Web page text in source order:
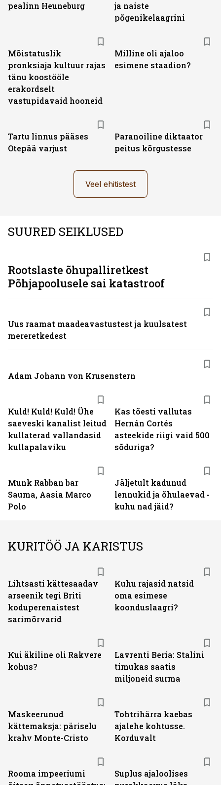
pealinn Heuneburg
ja naiste
põgenikelaagrini
Mõistatuslik
pronksiaja kultuur rajas
tänu koostööle
erakordselt
vastupidavaid hooneid
Milline oli ajaloo
esimene staadion?
Tartu linnus pääses
Otepää varjust
Paranoiline diktaator
peitus kõrgustesse
Veel ehitistest
SUURED SEIKLUSED
Kuld! Kuld! Kuld! Ühe
saeveski kanalist leitud
kullaterad vallandasid
kullapalaviku
Kas tõesti vallutas
Hernán Cortés
asteekide riigi vaid 500
sõduriga?
Munk Rabban bar
Sauma, Aasia Marco
Polo
Jäljetult kadunud
lennukid ja õhulaevad -
kuhu nad jäid?
Rootslaste õhupalliretkest
Põhjapoolusele sai katastroof
Uus raamat maadeavastustest ja kuulsatest
mereretkedest
Adam Johann von Krusenstern
KURITÖÖ JA KARISTUS
Lihtsasti kättesaadav
arseenik tegi Briti
koduperenaistest
sarimõrvarid
Kuhu rajasid natsid
oma esimese
koonduslaagri?
Kui äkiline oli Rakvere
kohus?
Lavrenti Beria: Stalini
timukas saatis
miljoneid surma
Maskeerunud
kättemaksja: päriselu
krahv Monte-Cristo
Tohtrihärra kaebas
ajalehe kohtusse.
Korduvalt
Rooma impeeriumi
Suplus ajaloolises